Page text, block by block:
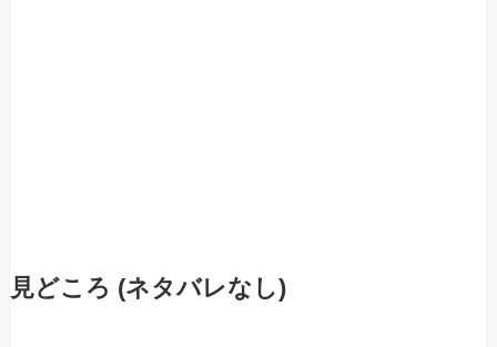
見どころ (ネタバレなし)